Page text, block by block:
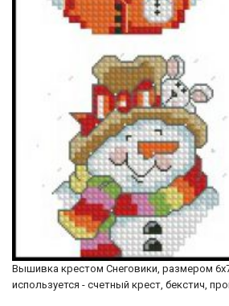
Вышивка крестом Снеговики, размером
используется - счетный крест, бекстич,